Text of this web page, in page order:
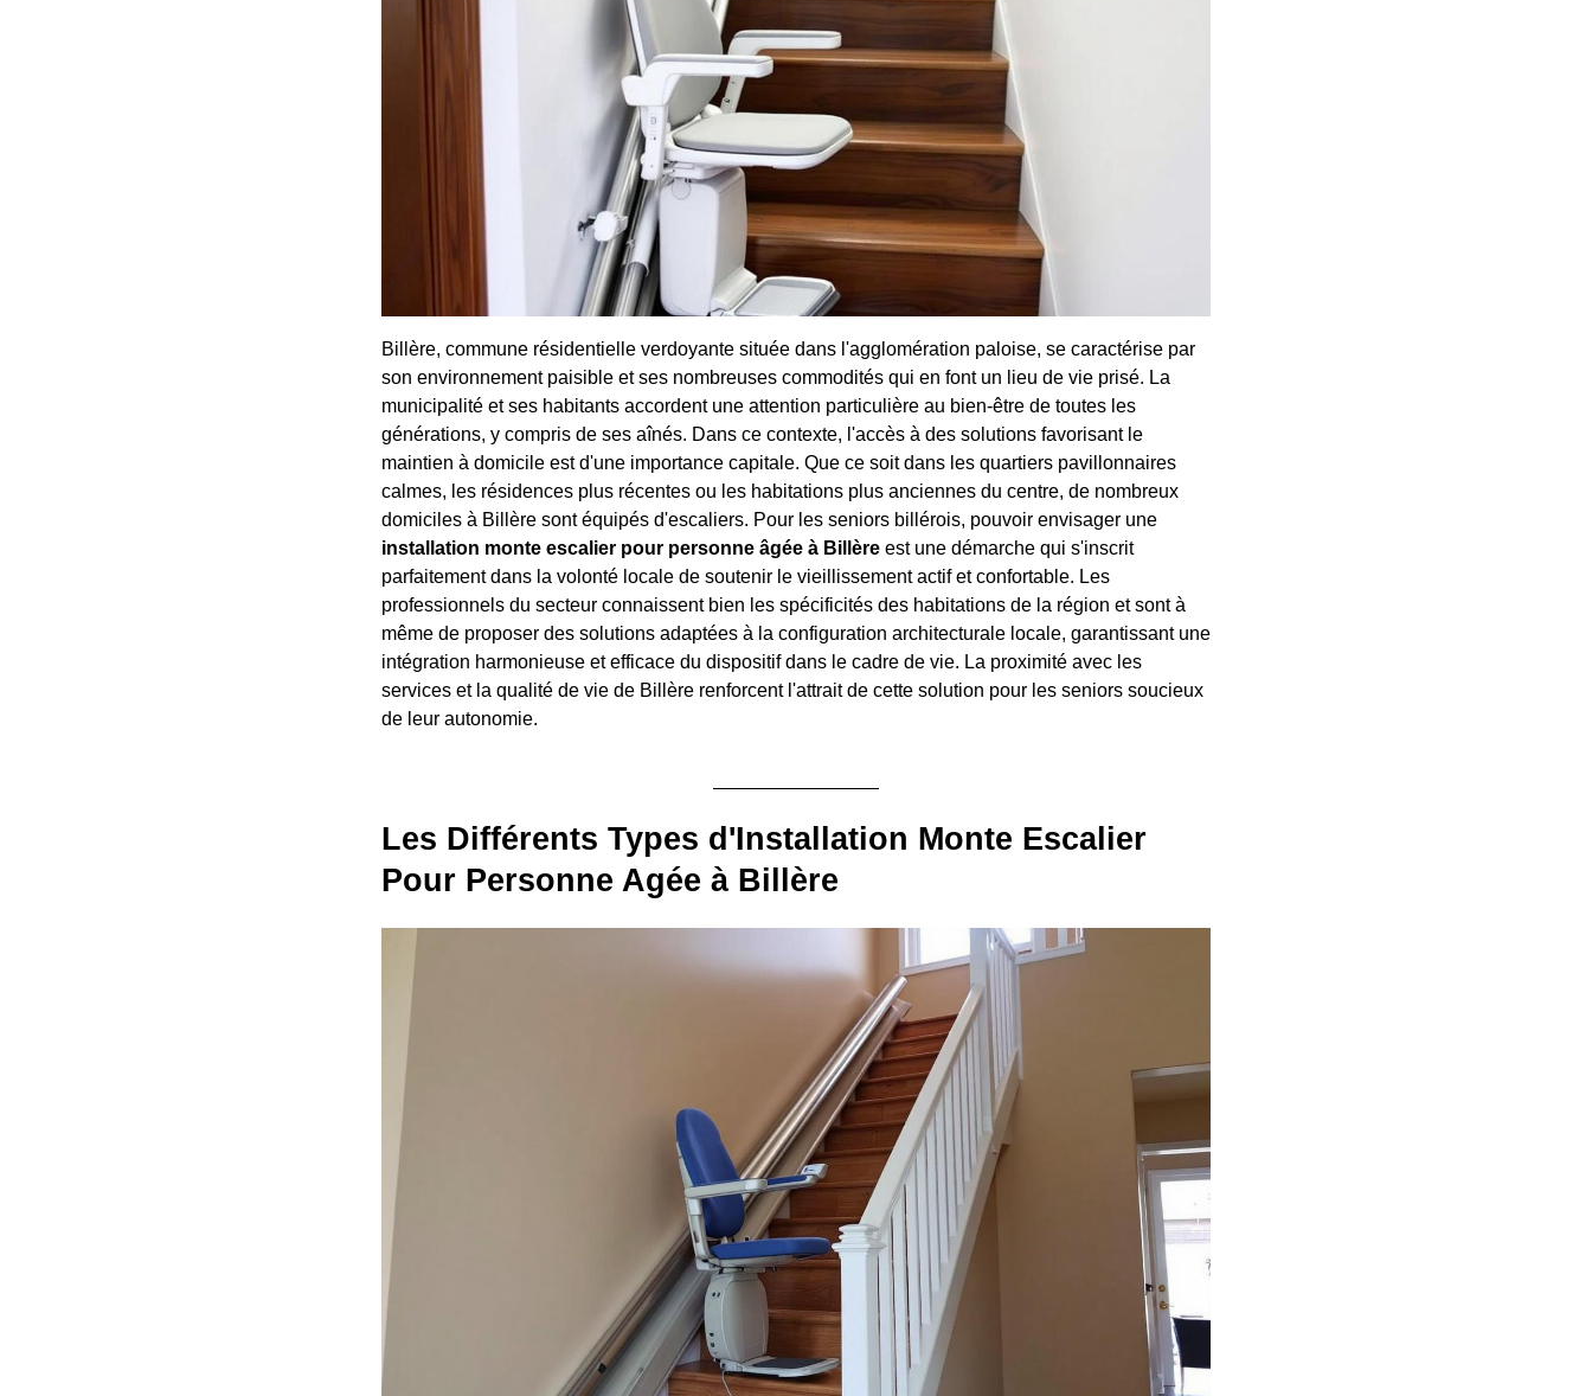
Billère, commune résidentielle verdoyante située dans l'agglomération paloise, se caractérise par
son environnement paisible et ses nombreuses commodités qui en font un lieu de vie prisé. La
municipalité et ses habitants accordent une attention particulière au bien-être de toutes les
générations, y compris de ses aînés. Dans ce contexte, l'accès à des solutions favorisant le
maintien à domicile est d'une importance capitale. Que ce soit dans les quartiers pavillonnaires
calmes, les résidences plus récentes ou les habitations plus anciennes du centre, de nombreux
domiciles à Billère sont équipés d'escaliers. Pour les seniors billérois, pouvoir envisager une
installation monte escalier pour personne âgée à Billère est une démarche qui s'inscrit
parfaitement dans la volonté locale de soutenir le vieillissement actif et confortable. Les
professionnels du secteur connaissent bien les spécificités des habitations de la région et sont à
même de proposer des solutions adaptées à la configuration architecturale locale, garantissant une
intégration harmonieuse et efficace du dispositif dans le cadre de vie. La proximité avec les
services et la qualité de vie de Billère renforcent l'attrait de cette solution pour les seniors soucieux
de leur autonomie.
Les Différents Types d'Installation Monte Escalier
Pour Personne Agée à Billère